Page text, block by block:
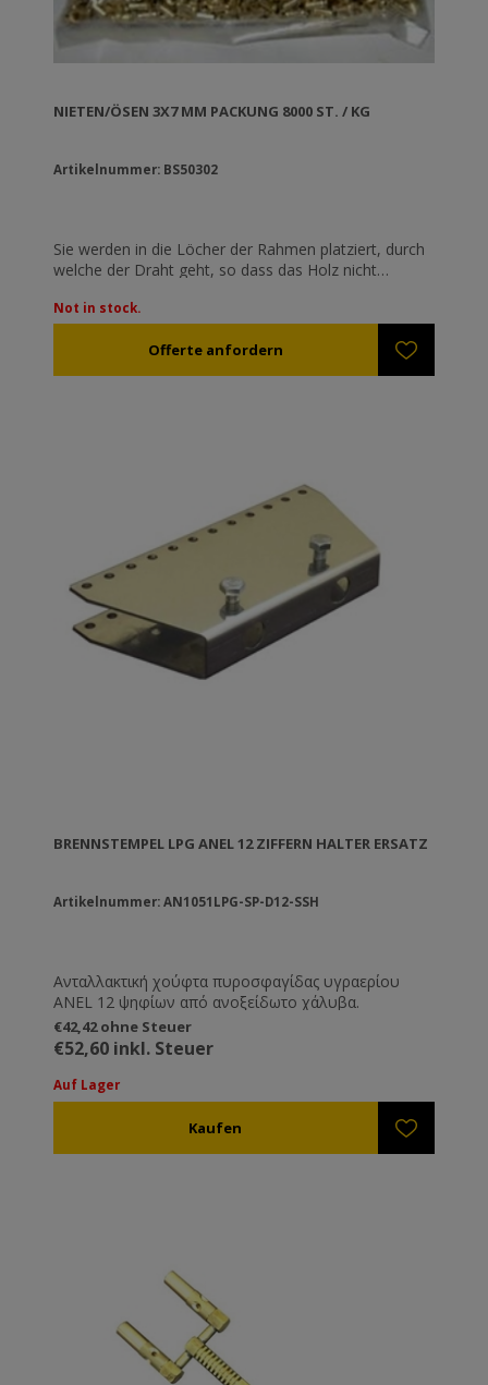
NIETEN/ÖSEN 3X7 MM PACKUNG 8000 ST. / KG
Artikelnummer: BS50302
Sie werden in die Löcher der Rahmen platziert, durch
welche der Draht geht, so dass das Holz nicht
Gewicht der Bienenwabe tendiert der Draht in das
die Bienenwabe ist zerstört.
Not in stock.
BRENNSTEMPEL LPG ANEL 12 ZIFFERN HALTER ERSATZ
Artikelnummer: AN1051LPG-SP-D12-SSH
Ανταλλακτική χούφτα πυροσφαγίδας υγραερίου
ANEL 12 ψηφίων από ανοξείδωτο χάλυβα.
€42,42 ohne Steuer
€52,60 inkl. Steuer
Auf Lager